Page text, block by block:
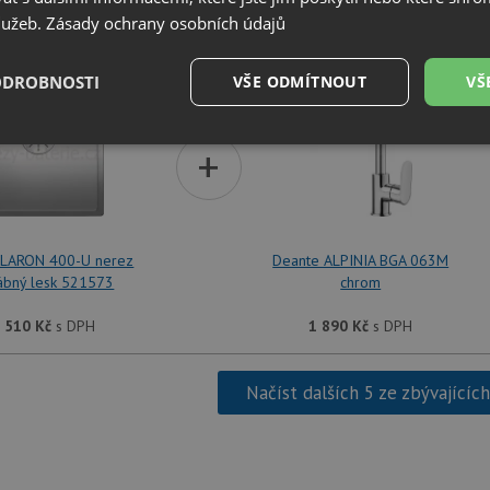
SET Blanco CLARON 400-U nerez hedvábný lesk
400-U nerez
lesk 521573
510 Kčs DPH
+
Deante ALPINIA BGA 063M
chrom
1 890 Kč s DPH
Načíst dalších 5 ze
Zásady ochrany osobních údajů
VŠE ODMÍTNOUT
Výkonové
Soubory cílení Funkční soubory
soubory Výkonové soubory Funkční soubory
cookie umožňují základní funkce webových stránek, jako je přihlášení uživatele a
nutných souborů cookie správně používat.
Popis